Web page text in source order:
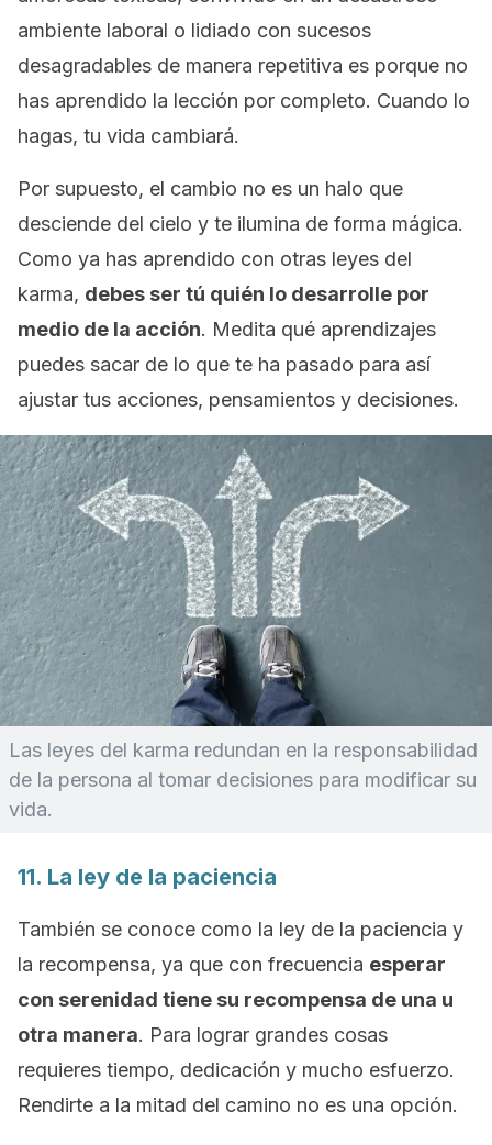
ambiente laboral o lidiado con sucesos
desagradables de manera repetitiva es porque no
has aprendido la lección por completo. Cuando lo
hagas, tu vida cambiará.
Por supuesto, el cambio no es un halo que
desciende del cielo y te ilumina de forma mágica.
Como ya has aprendido con otras leyes del
karma, debes ser tú quién lo desarrolle por
medio de la acción. Medita qué aprendizajes
puedes sacar de lo que te ha pasado para así
ajustar tus acciones, pensamientos y decisiones.
Las leyes del karma redundan en la responsabilidad
de la persona al tomar decisiones para modificar su
vida.
11. La ley de la paciencia
También se conoce como la ley de la paciencia y
la recompensa, ya que con frecuencia esperar
con serenidad tiene su recompensa de una u
otra manera. Para lograr grandes cosas
requieres tiempo, dedicación y mucho esfuerzo.
Rendirte a la mitad del camino no es una opción.